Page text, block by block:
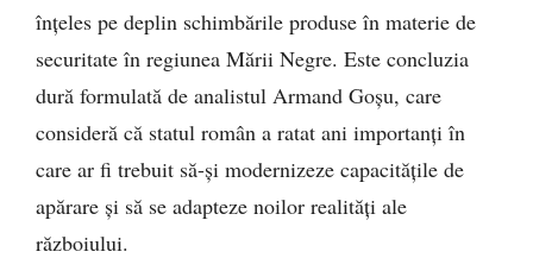
înțeles pe deplin schimbările produse în materie de
securitate în regiunea Mării Negre. Este concluzia
dură formulată de analistul Armand Goșu, care
consideră că statul român a ratat ani importanți în
care ar fi trebuit să-și modernizeze capacitățile de
apărare și să se adapteze noilor realități ale
războiului.